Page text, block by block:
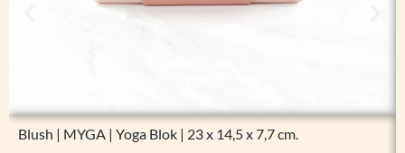
Blush | MYGA | Yoga Blok | 23 x 14,5 x 7,7 cm.